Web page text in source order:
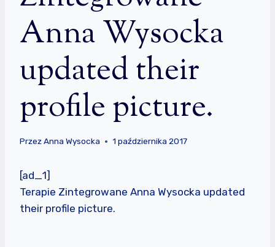
Anna Wysocka
updated their
profile picture.
PrzezAnna Wysocka 1 października 2017
[ad_1]
Terapie Zintegrowane Anna Wysocka updated
their profile picture.